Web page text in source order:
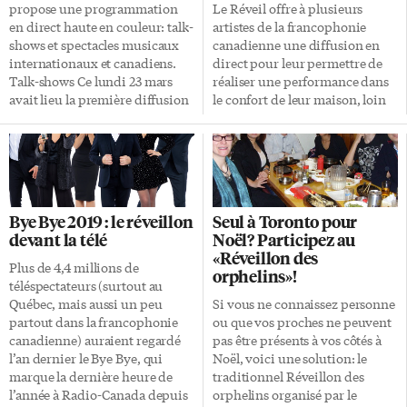
interprète franco-ontarien
Brian St-Pierre, afin de discuter
de musique et de fierté
francophone. Cinéma Mardi
soir à 20h, William […]
impliquant à ce jour 32 000
artistes professionnels et
comédiens bénévoles.
L’organisme réalise aussi des
productions vidéo. Au lieu de
propose une programmation
en direct haute en couleur: talk-
shows et spectacles musicaux
internationaux et canadiens.
Talk-shows Ce lundi 23 mars
avait lieu la première diffusion
animateurs (Charley, Philippe,
Évelyne et Alicia) des nouveaux
talk-shows du Réveil. Ils ont
surtout discuté de ce qui allait
se passer dans leur émission de
cette semaine. Cette première
émission était animée par
Wiliam Burton, le fondateur du
Réveil. Ce mercredi 25 mars à
19h, Évelyne invitait les gens à
peindre avec elle un tableau de
Bob Ross. À 19h30, Alycia jouait
[…]
Le Réveil offre à plusieurs
artistes de la francophonie
canadienne une diffusion en
direct pour leur permettre de
réaliser une performance dans
le confort de leur maison, loin
Burton, le fondateur de ce
média d’Ottawa (dont
l’application Apple et Android
sort dans les prochains jours),
explique que le Réveil «est un
agenda culturel permettant de
favoriser le lien entre les artistes
et leurs publics». L’idée initiale
C’est grâce à une publication
Facebook du chanteur Medhi
Cayenne demandant à son
public s’il devait faire une
prestation en direct de chez lui,
[…]
Bye Bye 2019 : le réveillon
devant la télé
Plus de 4,4 millions de
téléspectateurs (surtout au
Québec, mais aussi un peu
partout dans la francophonie
canadienne) auraient regardé
l’an dernier le Bye Bye, qui
marque la dernière heure de
l’année à Radio-Canada depuis
Seul à Toronto pour
Noël? Participez au
«Réveillon des
orphelins»!
Si vous ne connaissez personne
ou que vos proches ne peuvent
pas être présents à vos côtés à
Noël, voici une solution: le
traditionnel Réveillon des
orphelins organisé par le